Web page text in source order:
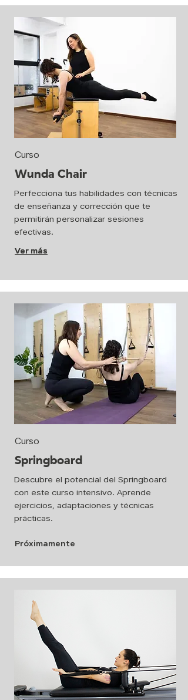
Curso
Wunda Chair
Perfecciona tus habilidades con técnicas
de enseñanza y corrección que te
permitirán personalizar sesiones
efectivas.
Curso
Springboard
Descubre el potencial del Springboard
con este curso intensivo. Aprende
ejercicios, adaptaciones y técnicas
prácticas.
Ver más
Ver más
Próximamente